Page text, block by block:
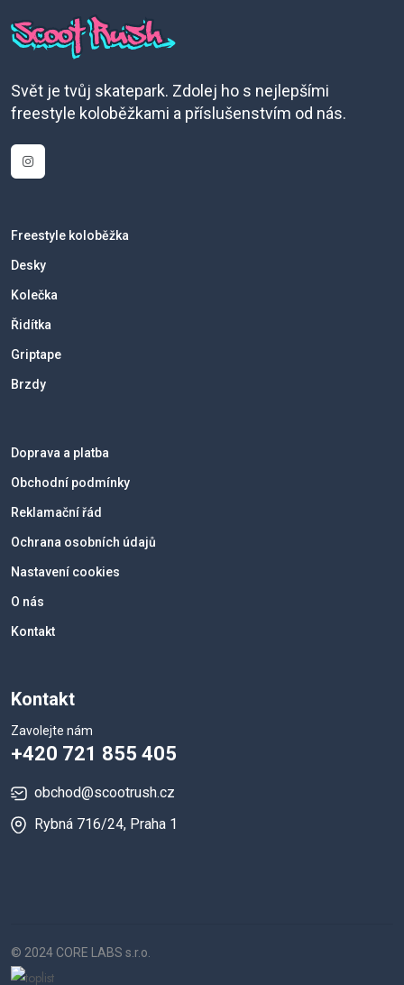
Svět je tvůj skatepark. Zdolej ho s nejlepšími
freestyle koloběžkami a příslušenstvím od nás.
Freestyle koloběžka
Desky
Kolečka
Řidítka
Griptape
Brzdy
Doprava a platba
Obchodní podmínky
Reklamační řád
Ochrana osobních údajů
Nastavení cookies
O nás
Kontakt
Kontakt
Zavolejte nám
+420 721 855 405
obchod@scootrush.cz
Rybná 716/24, Praha 1
© 2024 CORE LABS s.r.o.